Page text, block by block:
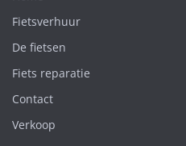
Fietsverhuur
De fietsen
Fiets reparatie
Contact
Verkoop